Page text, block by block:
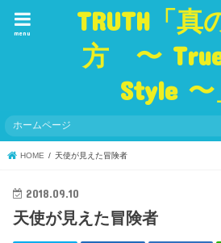
TRUTH「真
方 〜
Style 〜
menu
ホームページ
HOME 天使が見えた冒険者
2018.09.10
天使が見えた冒険者